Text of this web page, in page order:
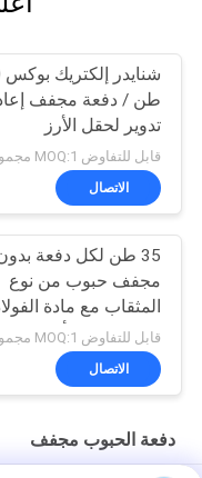
طن / دفعة مجفف
تدوير لحقل الأرز
قابل للتفاوض MOQ:1 مجموعة
الاتصال
35 طن لكل دفعة
مجفف حبوب من نوع
المثقاب مع مادة
المقاوم للصدأ
قابل للتفاوض MOQ:1 مجموعة
الاتصال
دفعة الحبوب مجفف